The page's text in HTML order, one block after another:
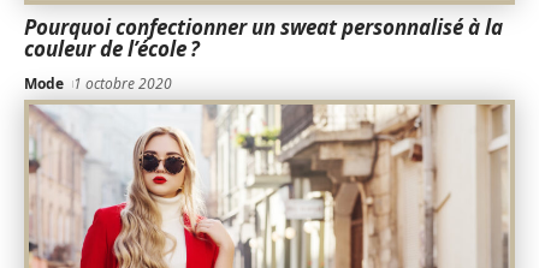
Pourquoi confectionner un sweat personnalisé à la
couleur de l’école ?
Mode 1 octobre 2020